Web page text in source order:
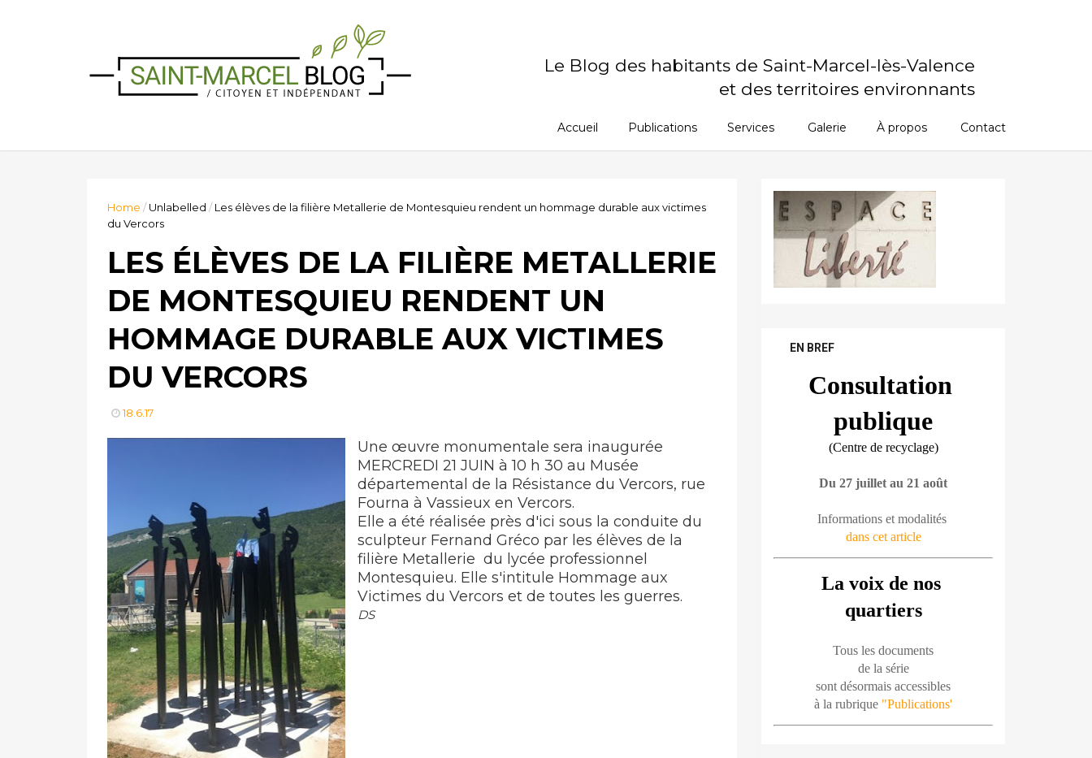
Le Blog des habitants de Saint-Marcel-lès-Valence
et des territoires environnants
Accueil Publications Services Galerie À propos Contact
Home /Unlabelled / Les élèves de la filière Metallerie de Montesquieu rendent un hommage durable aux victimes
du Vercors
LES ÉLÈVES DE LA FILIÈRE METALLERIE
DE MONTESQUIEU RENDENT UN
HOMMAGE DURABLE AUX VICTIMES
DU VERCORS
18.6.17
Une œuvre monumentale sera inaugurée
MERCREDI 21 JUIN à 10 h 30 au Musée
départemental de la Résistance du Vercors, rue
Fourna à Vassieux en Vercors.
Elle a été réalisée près d'ici sous la conduite du
sculpteur Fernand Gréco par les élèves de la
filière Metallerie du lycée professionnel
Montesquieu. Elle s'intitule Hommage aux
Victimes du Vercors et de toutes les guerres.
DS
EN BREF
Consultation
publique
(Centre de recyclage)
Du 27 juillet au 21 août
Informations et modalités
dans cet article
La voix de nos
quartiers
Tous les documents
de la série
sont désormais accessibles
à la rubrique "Publications'